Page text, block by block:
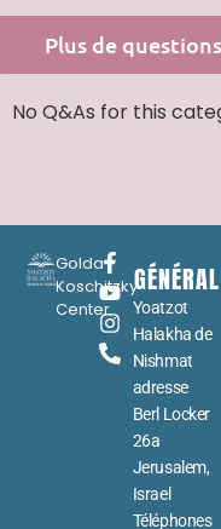
Plus de questions
No Q&As for this
Golda
Koschitzky
Center
GÉNÉRAL
Yoatzot
Halakha de
Nishmat
adresse
Berl Locker
26a
Jerusalem,
Israel
Téléphones